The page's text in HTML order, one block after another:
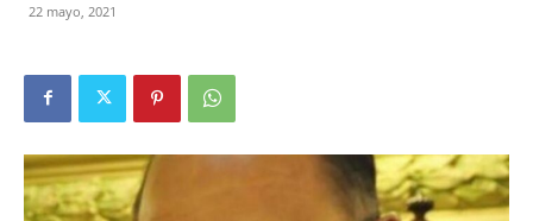
22 mayo, 2021